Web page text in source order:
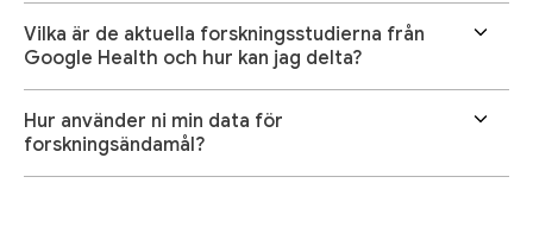
Vilka är de aktuella forskningsstudierna från
Google Health och hur kan jag delta?
Hur använder ni min data för
forskningsändamål?